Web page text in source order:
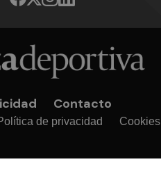
Contacto
de privacidad Cookies